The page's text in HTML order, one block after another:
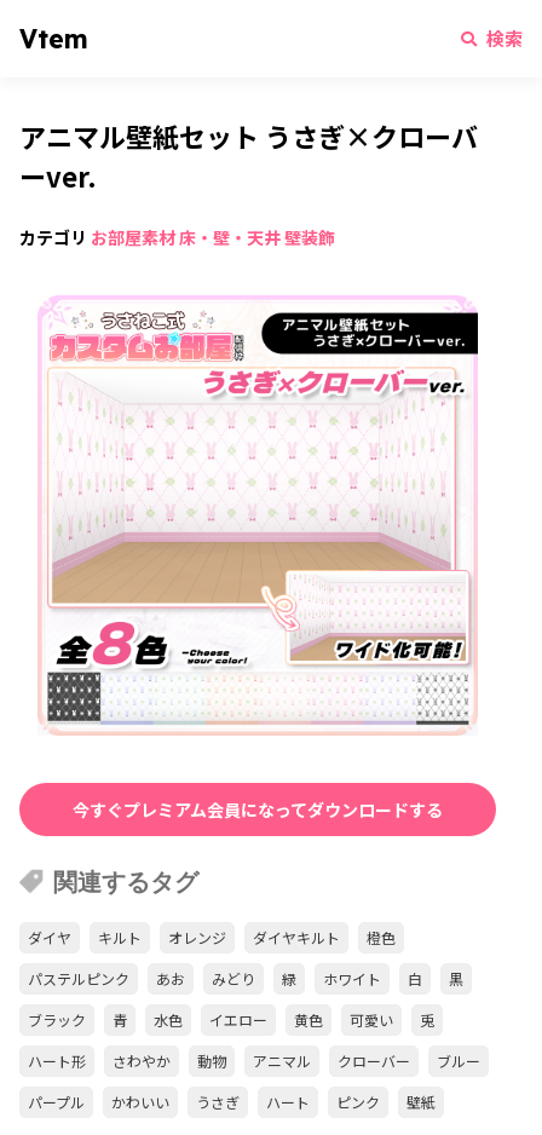
Vtem 検索
アニマル壁紙セット うさぎ×クローバ
ーver.
カテゴリ お部屋素材床・壁・天井壁装飾
今すぐプレミアム会員になってダウンロードする
関連するタグ
ダイヤ キルト オレンジ ダイヤキルト
橙色
パステルピンク
あお みどり 緑 ホワイト 白
黒
ブラック
青 水色 イエロー 黄色 可愛い
兎
ハート形
さわやか 動物 アニマル クローバー
ブルー
パープル
かわいい うさぎ ハート ピンク 壁紙